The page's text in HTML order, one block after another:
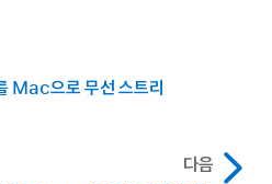
Mac으로 무선 스트리
다음